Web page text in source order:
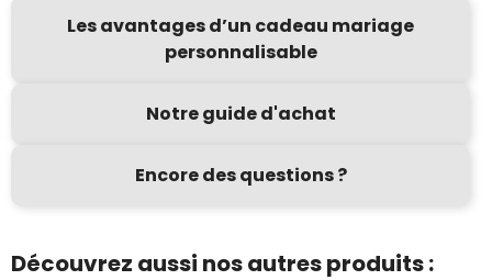
Les avantages d’un cadeau mariage
personnalisable
Notre guide d'achat
Encore des questions ?
Découvrez aussi nos autres produits :